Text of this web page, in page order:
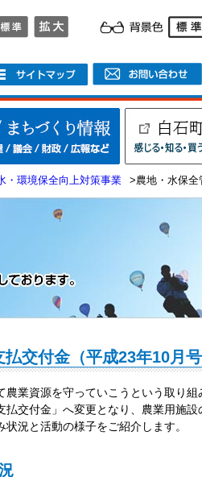
・環境保全向上対策事業 >農地・水保全
交付金（平成23年10月号
農業資源を守っていこうという取り
払交付金」へ変更となり、農業用施
況と活動の様子をご紹介します。